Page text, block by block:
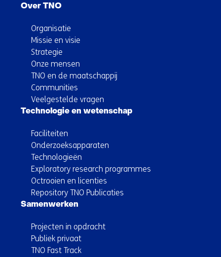
Over TNO
Organisatie
Missie en visie
Strategie
Onze mensen
TNO en de maatschappij
Communities
Veelgestelde vragen
Technologie en wetenschap
Faciliteiten
Onderzoeksapparaten
Technologieën
Exploratory research programmes
Octrooien en licenties
Repository TNO Publicaties
Samenwerken
Projecten in opdracht
Publiek privaat
TNO Fast Track